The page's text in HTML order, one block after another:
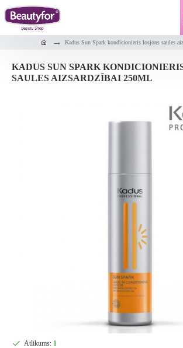
Kadus Sun Spark kondicionieris losjons saules
KADUS SUN SPARK
SAULES AIZSARDZĪBAI 250ML
Atlikums: 1